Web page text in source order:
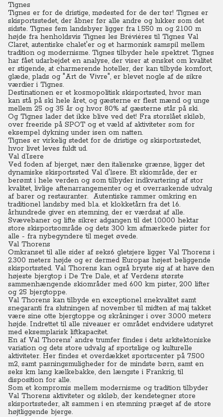
Tignes
Tignes er for de dristige, mødested for de der tør! Tignes er
skisportsstedet, der åbner før alle andre og lukker som det
sidste. Tignes fem landsbyer ligger fra 1.550 m og 2.100 m
højde fra henholdsvis Tignes les Bréviéres til Tignes Val
Claret, autentiske chalet'er og et harmonisk samspil mellem
tradition og modernisme. Tignes tilbyder hele spektret. Tignes
har fået udarbejdet en analyse, der viser at ønsket om kvalitet
er stigende, at charmerende hoteller, der kan tilbyde komfort,
glæde, plads og "Art de Vivre", er blevet nogle af de sikre
værdier i Tignes.
Destinationen er et kosmopolitisk skisportssted, hvor man
kan stå på ski hele året, og gæsterne er flest mænd og unge
mellem 25 og 35 år og hvor 80% af gæsterne står på ski.
Og Tignes lader det ikke blive ved det! Fra storslået skiløb,
over freeride på SPOT og et væld af aktiviteter som for
eksempel dykning under isen om natten.
Tignes er virkelig stedet for de dristige og skisportsstedet,
hvor livet leves fuldt ud.
Val d’Isere
Ved foden af bjerget, nær den italienske grænse, ligger det
dynamiske skisportssted Val d'lsere. Et skiområde, der er
berømt i hele verden og som tilbyder indkvartering af stor
kvalitet, livlige aftenarrangementer og et overraskende udvalg
af barer og restauranter.
Autentiske rammer omkring en
traditionel landsby med bl.a. et klokketårn fra det 16.
århundrede giver en stemning, der er værdsat af alle.
Svævebaner og lifte sikrer adgangen til det 10.000 hektar
store skisportsområde og dets 300 km afmærkede pister for
alle - fra nybegyndere til meget øvede.
Val Thorens
Omkranset til alle sider af seks6 gletsjere ligger Val Thorens i
2.300 meters højde og er dermed Europas højest beliggende
skisportssted. Val Thorens kan også bryste sig af at have den
højeste bjergtop i De Tre Dale, et af Verdens største
sammenhængende skiområder med 600 km pister, 200 lifter
og 25 bjergtoppe.
Val Thorens kan tilbyde en exceptionel snekvalitet samt
snegaranti fra slutningen af november til midten af maj takket
være sine otte bjergtoppe og skråninger i over 3.000 meters
højde. Indrettet til alle niveauer er området endvidere udstyret
med eksemplarisk liftkapacitet.
En af Val Thorens' andre trumfer findes i dets arkitektoniske
variation og dets store udvalg af sportslige og kulturelle
aktiviteter. Her findes et overdækket sportscenter på 7.500
m2, samt pasningsmuligheder for de mindste børn, samt en
seks km lang kælkebakke, den længste i Frankrig, til
disposition for alle.
Som et kompromis mellem modernisme og tradition tilbyder
Val Thorens aktiviteter og skiløb, der kendetegner store
skisportssteder, alt sammen i en stemning præget af de store
højtliggende bjerge.